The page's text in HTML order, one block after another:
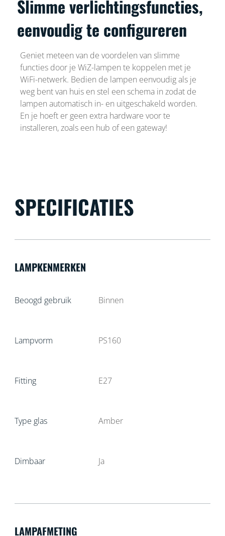
Slimme verlichtingsfuncties,
eenvoudig te configureren
Geniet meteen van de voordelen van slimme
functies door je WiZ-lampen te koppelen met je
WiFi-netwerk. Bedien de lampen eenvoudig als je
weg bent van huis en stel een schema in zodat de
lampen automatisch in- en uitgeschakeld worden.
En je hoeft er geen extra hardware voor te
installeren, zoals een hub of een gateway!
SPECIFICATIES
LAMPKENMERKEN
Beoogd gebruik Binnen
Lampvorm PS160
Fitting E27
Type glas Amber
Dimbaar Ja
LAMPAFMETING